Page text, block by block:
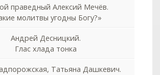
праведный Алексий Мечёв.
молитвы угодны Богу?»
Андрей Десницкий.
Глас хлада тонка
Татьяна Дашкевич.